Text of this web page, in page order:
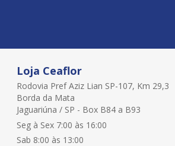
Loja Ceaflor
Rodovia Pref Aziz Lian SP-107, Km 29,3
Borda da Mata
Jaguariúna / SP - Box B84 a B93
Seg à Sex 7:00 às 16:00
Sab 8:00 às 13:00